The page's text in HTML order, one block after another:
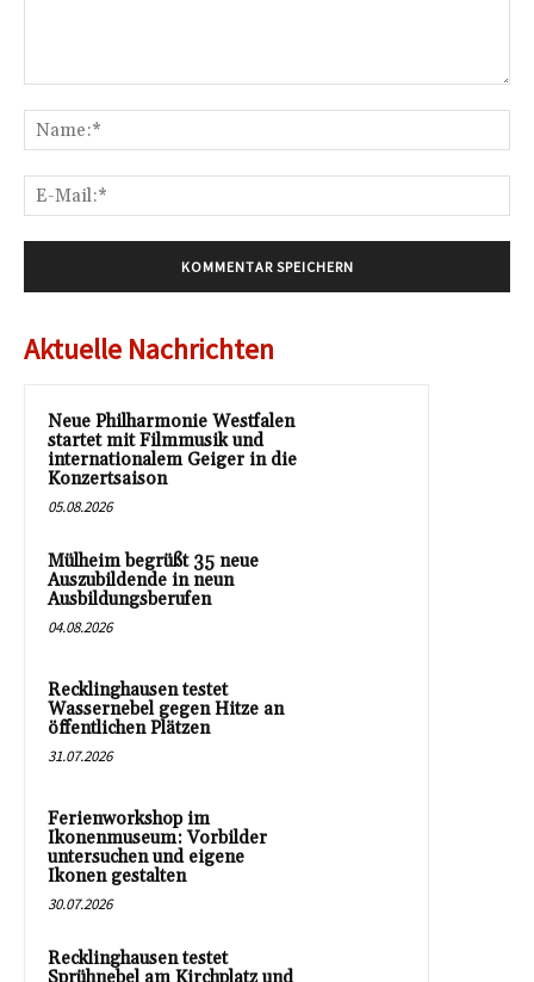
Aktuelle Nachrichten
Neue Philharmonie Westfalen
startet mit Filmmusik und
internationalem Geiger in die
Konzertsaison
05.08.2026
Mülheim begrüßt 35 neue
Auszubildende in neun
Ausbildungsberufen
04.08.2026
Recklinghausen testet
Wassernebel gegen Hitze an
öffentlichen Plätzen
31.07.2026
Ferienworkshop im
Ikonenmuseum: Vorbilder
untersuchen und eigene
Ikonen gestalten
30.07.2026
Recklinghausen testet